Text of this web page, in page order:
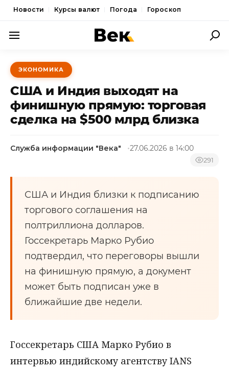
Новости Курсы валют Погода Гороскоп
ПОЛИТИКА
ЭКОНОМИКА
ОБЩЕСТВО
СПОРТ
ЭКОНОМИКА
США и Индия выходят на
финишную прямую: торговая
сделка на $500 млрд близка
Служба информации "Века" 27.06.2026 в 14:00
291
США и Индия близки к подписанию
торгового соглашения на
полтриллиона долларов.
Госсекретарь Марко Рубио
подтвердил, что переговоры вышли
на финишную прямую, а документ
может быть подписан уже в
ближайшие две недели.
Госсекретарь США Марко Рубио в
интервью индийскому агентству IANS